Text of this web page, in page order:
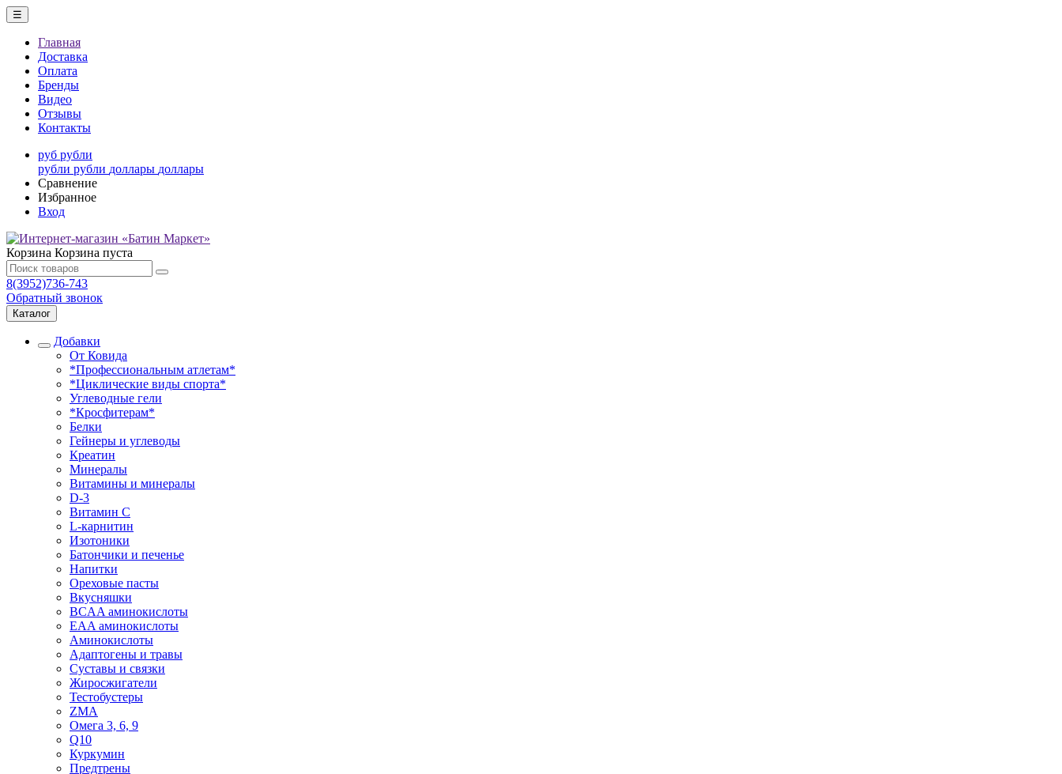
☰
Главная
Доставка
Оплата
Бренды
Видео
Отзывы
Контакты
руб рубли
рубли рубли доллары доллары
Сравнение
Избранное
Вход
Корзина Корзина пуста
8(3952)736-743
Обратный звонок
Каталог
Добавки
От Ковида
*Профессиональным атлетам*
*Циклические виды спорта*
Углеводные гели
*Кросфитерам*
Белки
Гейнеры и углеводы
Креатин
Минералы
Витамины и минералы
D-3
Витамин С
L-карнитин
Изотоники
Батончики и печенье
Напитки
Ореховые пасты
Вкусняшки
BCAA аминокислоты
EAA аминокислоты
Аминокислоты
Адаптогены и травы
Суставы и связки
Жиросжигатели
Тестобустеры
ZMA
Омега 3, 6, 9
Q10
Куркумин
Предтрены